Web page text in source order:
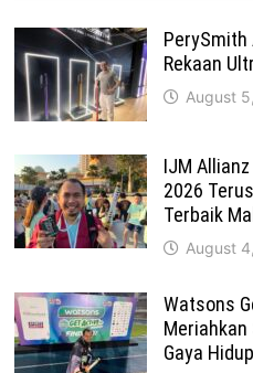
PerySmith
Rekaan
August
IJM
2026
Terbaik
August
Watsons
Gaya